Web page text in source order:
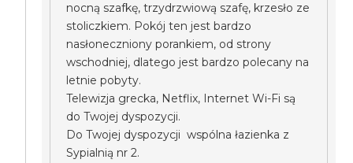
nocną szafkę, trzydrzwiową szafę, krzesło ze
stoliczkiem. Pokój ten jest bardzo
nasłoneczniony porankiem, od strony
wschodniej, dlatego jest bardzo polecany na
letnie pobyty.
Telewizja grecka, Netflix, Internet Wi-Fi są
do Twojej dyspozycji.
Do Twojej dyspozycji wspólna łazienka z
Sypialnią nr 2.